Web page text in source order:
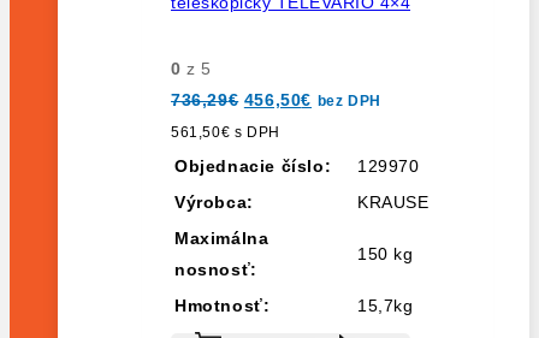
0 z 5
736,29€ Pôvodná
cena
bola:
456,50€ Aktuálna
cena
bez DPH
561,50€ s DPH
Objednacie číslo:
129970
Výrobca:
KRAUSE
Maximálna
nosnosť:
150 kg
Hmotnosť: 15,7kg